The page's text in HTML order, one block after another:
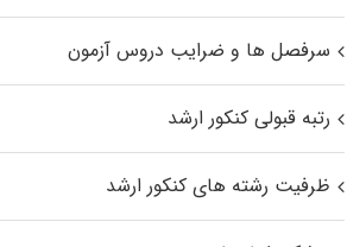
سرفصل ها و ضرایب دروس آزمون
رتبه قبولی کنکور ارشد
ظرفیت رشته های کنکور ارشد